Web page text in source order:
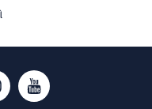
Youtube